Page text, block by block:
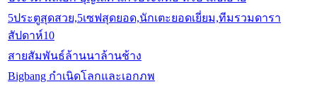
5ประตูสุดสวย,5เซฟสุดยอด,นักเตะยอดเยี่ยม,ทีมรวมดารา
สัปดาห์10
สายสัมพันธ์ล้านนาล้านช้าง
Bigbang กำเนิดโลกและเอกภพ